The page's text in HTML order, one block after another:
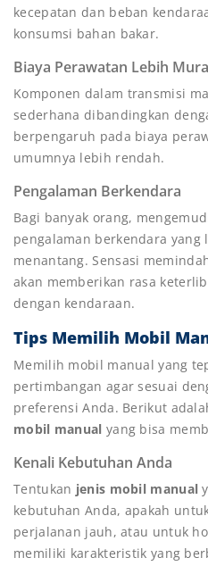
kecepatan dan beban
konsumsi bahan bakar.
Biaya Perawatan Lebih
Komponen dalam transmisi
sederhana dibandingkan
berpengaruh pada biaya
umumnya lebih rendah.
Pengalaman Berkendara
Bagi banyak orang,
pengalaman berkendara yang
menantang. Sensasi
akan memberikan rasa
dengan kendaraan.
Tips Memilih Mobil
Memilih mobil manual yang
pertimbangan agar sesuai
preferensi Anda. Berikut
mobil manual yang bisa
Kenali Kebutuhan Anda
Tentukan jenis mobil manual
kebutuhan Anda, apakah
perjalanan jauh, atau untuk
memiliki karakteristik yang